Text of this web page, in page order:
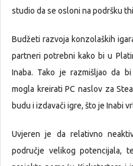
studio da se osloni na podršku
Budžeti razvoja konzolaških
partneri potrebni kako bi u
Inaba. Tako je razmišljao da
mogla kreirati PC naslov za
budu i izdavači igre, što je Inabi
Uvjeren je da relativno
područje velikog potencijala,